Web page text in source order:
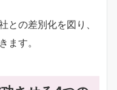
との差別化を図り、
ます。